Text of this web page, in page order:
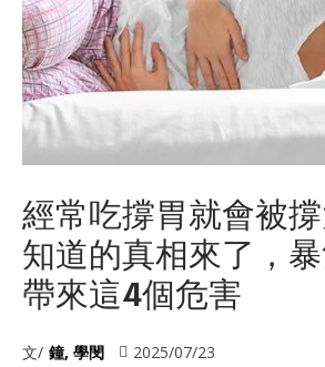
經常吃撐胃就會被
知道的真相來了，
帶來這4個危害
文/ 鐘, 學閔 2025/07/23